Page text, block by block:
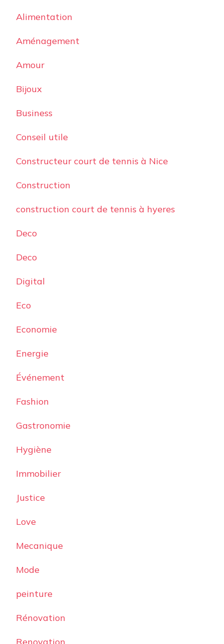
Alimentation
Aménagement
Amour
Bijoux
Business
Conseil utile
Constructeur court de tennis à Nice
Construction
construction court de tennis à hyeres
Deco
Deco
Digital
Eco
Economie
Energie
Événement
Fashion
Gastronomie
Hygiène
Immobilier
Justice
Love
Mecanique
Mode
peinture
Rénovation
Renovation